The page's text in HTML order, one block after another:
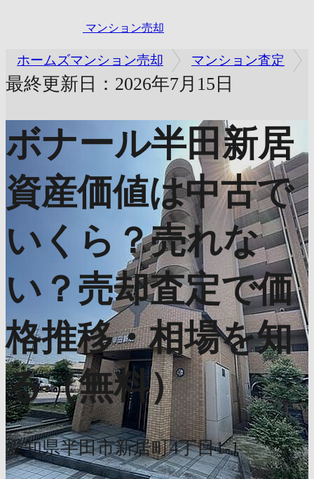
マンション売却
ホームズマンション売却 マンション査定
最終更新日：2026年7月15日
ボナール半田新居
資産価値は中古で
いくら？売れな
い？売却査定で価
格推移・相場を知
る（無料）
愛知県半田市新居町4丁目1-1